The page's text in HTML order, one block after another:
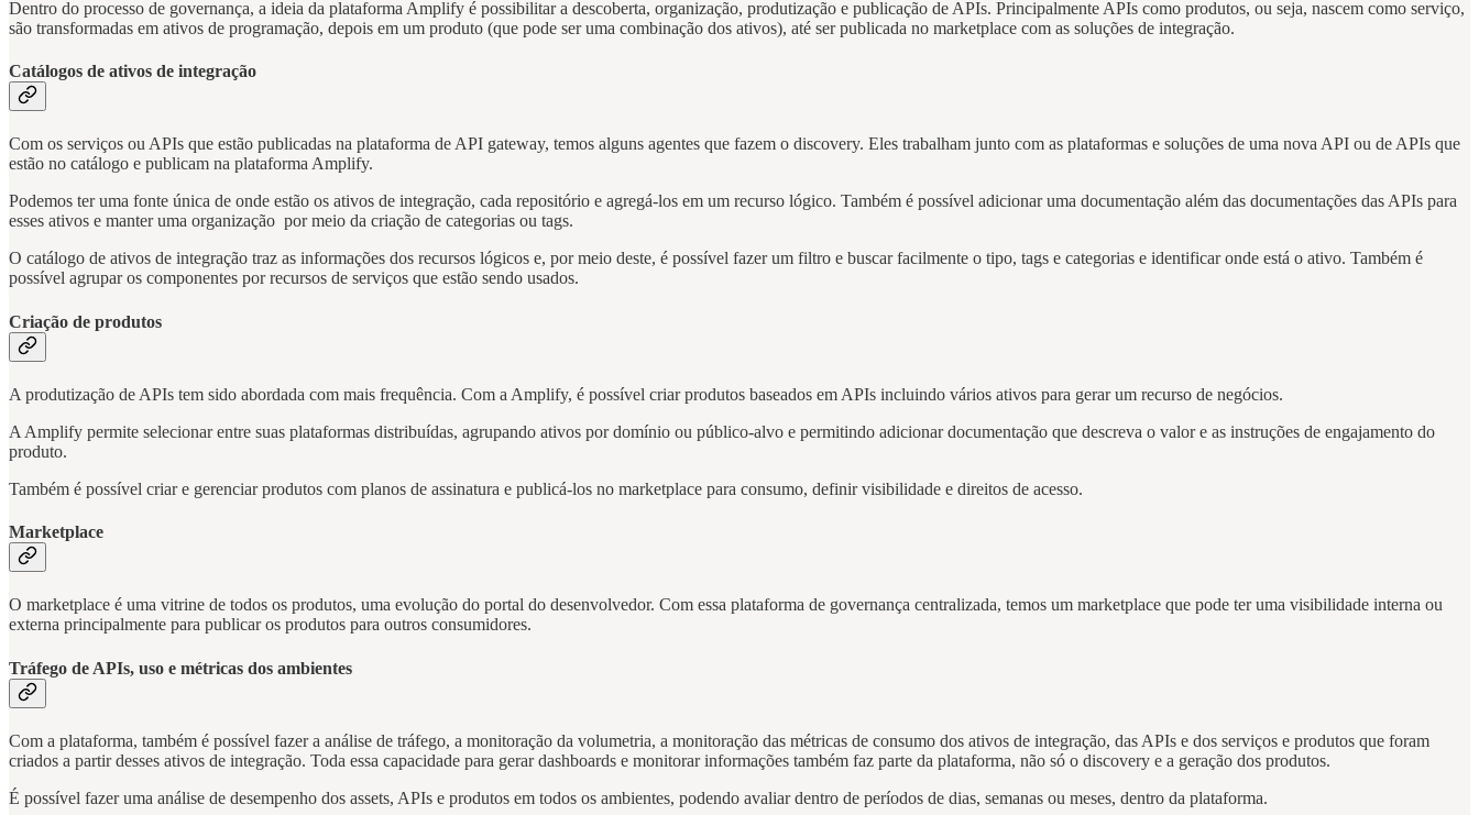
Dentro do processo de governança, a ideia da plataforma Amplify é possibilitar a descoberta, organização, produtização e publicação de APIs. Principalmente APIs como produtos, ou seja, nascem como serviço,
são transformadas em ativos de programação, depois em um produto (que pode ser uma combinação dos ativos), até ser publicada no marketplace com as soluções de integração.
Catálogos de ativos de integração
Com os serviços ou APIs que estão publicadas na plataforma de API gateway, temos alguns agentes que fazem o discovery. Eles trabalham junto com as plataformas e soluções de uma nova API ou de APIs que
estão no catálogo e publicam na plataforma Amplify.
Podemos ter uma fonte única de onde estão os ativos de integração, cada repositório e agregá-los em um recurso lógico. Também é possível adicionar uma documentação além das documentações das APIs para
esses ativos e manter uma organização por meio da criação de categorias ou tags.
O catálogo de ativos de integração traz as informações dos recursos lógicos e, por meio deste, é possível fazer um filtro e buscar facilmente o tipo, tags e categorias e identificar onde está o ativo. Também é
possível agrupar os componentes por recursos de serviços que estão sendo usados.
Criação de produtos
A produtização de APIs tem sido abordada com mais frequência. Com a Amplify, é possível criar produtos baseados em APIs incluindo vários ativos para gerar um recurso de negócios.
A Amplify permite selecionar entre suas plataformas distribuídas, agrupando ativos por domínio ou público-alvo e permitindo adicionar documentação que descreva o valor e as instruções de engajamento do
produto.
Também é possível criar e gerenciar produtos com planos de assinatura e publicá-los no marketplace para consumo, definir visibilidade e direitos de acesso.
Marketplace
O marketplace é uma vitrine de todos os produtos, uma evolução do portal do desenvolvedor. Com essa plataforma de governança centralizada, temos um marketplace que pode ter uma visibilidade interna ou
externa principalmente para publicar os produtos para outros consumidores.
Tráfego de APIs, uso e métricas dos ambientes
Com a plataforma, também é possível fazer a análise de tráfego, a monitoração da volumetria, a monitoração das métricas de consumo dos ativos de integração, das APIs e dos serviços e produtos que foram
criados a partir desses ativos de integração. Toda essa capacidade para gerar dashboards e monitorar informações também faz parte da plataforma, não só o discovery e a geração dos produtos.
É possível fazer uma análise de desempenho dos assets, APIs e produtos em todos os ambientes, podendo avaliar dentro de períodos de dias, semanas ou meses, dentro da plataforma.